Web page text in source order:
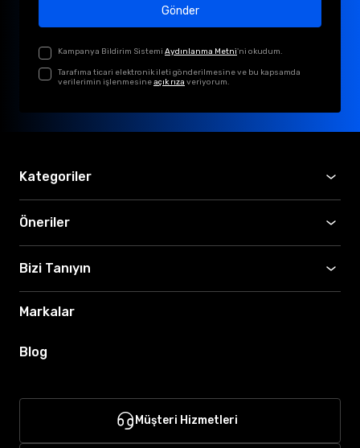
Gönder
Kampanya Bildirim Sistemi Aydınlanma Metni'ni okudum.
Tarafıma ticari elektronik ileti gönderilmesine ve bu kapsamda
verilerimin işlenmesineaçık rıza veriyorum.
Kategoriler
Öneriler
Bizi Tanıyın
Markalar
Blog
Müşteri Hizmetleri